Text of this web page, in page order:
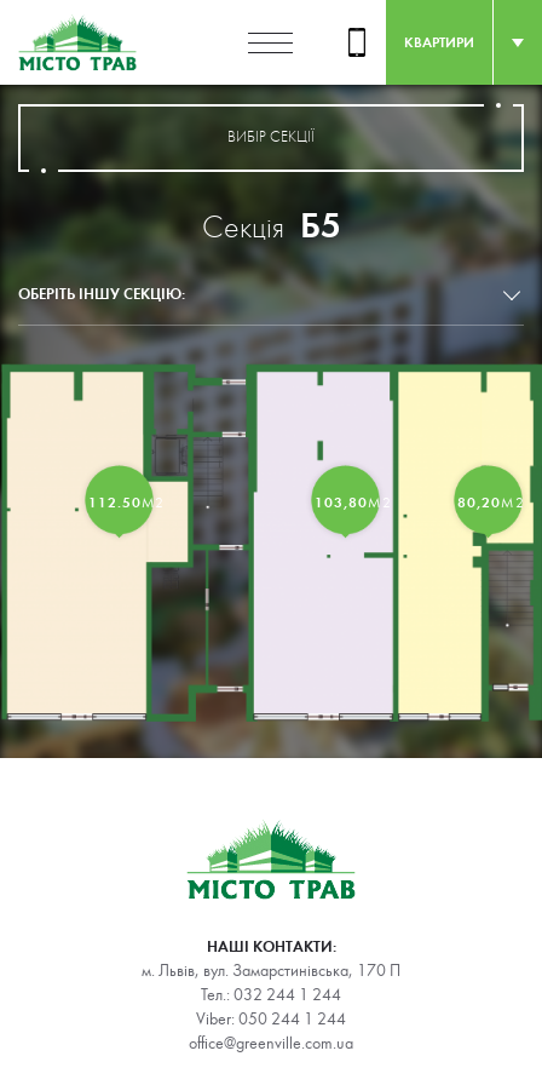
КВАРТИРИ
ВИБІР СЕКЦІЇ
Секція Б5
ОБЕРІТЬ ІНШУ СЕКЦІЮ:
ПЛОЩА
112.50М2 ПЛОЩА
103,80М2 ПЛОЩА
80,20М2
НАШІ КОНТАКТИ:
м. Львів, вул. Замарстинівська, 170 П
Тел.: 032 244 1 244
Viber: 050 244 1 244
office@greenville.com.ua